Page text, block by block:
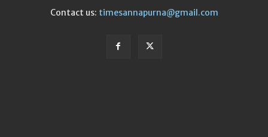
Contact us: timesannapurna@gmail.com